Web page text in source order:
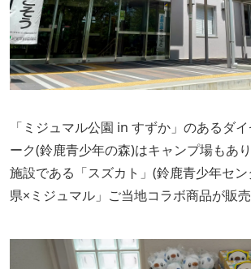
「ミジュマル公園 in すずか」のあるダ
ーク(鈴鹿青少年の森)はキャンプ場もあ
施設である「スズカト」(鈴鹿青少年セ
県×ミジュマル」ご当地コラボ商品が販